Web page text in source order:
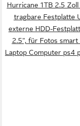
Hurricane 1TB 2.5
tragbare Festplatte
externe HDD-
2.5", für Fotos smart
Laptop Computer ps4